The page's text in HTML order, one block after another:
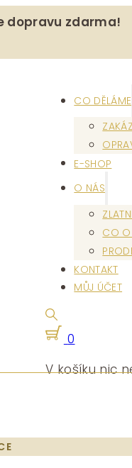
dopravu zdarma!
CO DĚLÁME
E-SHOP
O NÁS
CO O
KONTAKT
MŮJ ÚČET
0
V košíku nic